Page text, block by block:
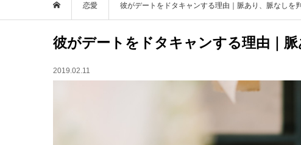
恋愛 彼がデートをドタキャンする理由｜脈あり、脈なしを
彼がデートをドタキャンする理由｜
2019.02.11